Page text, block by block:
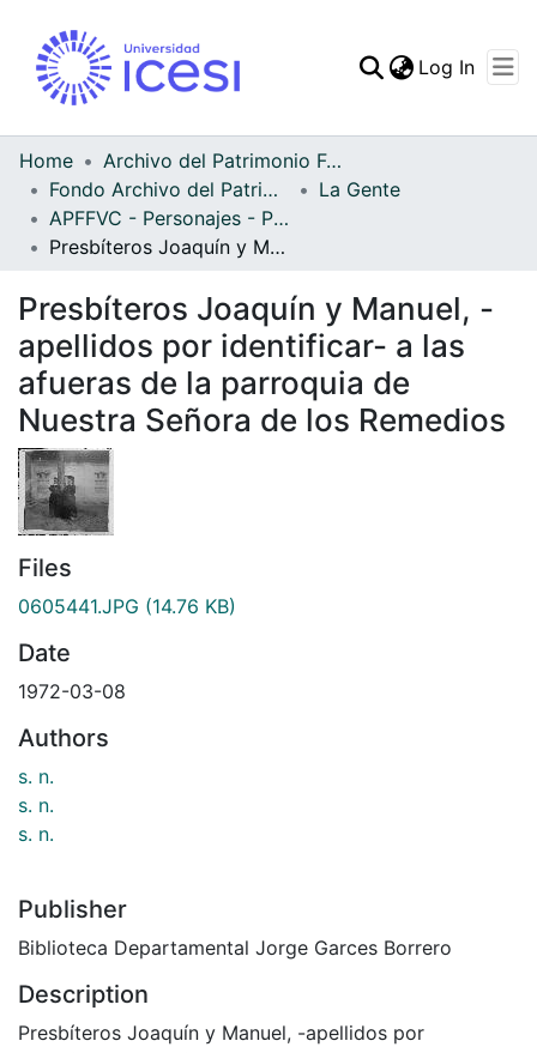
Statistics
Log In
Home
Archivo del Patrimonio Fotográfico y Fílmico del Valle del Cauca
Fondo Archivo del Patrimonio Fotográfico y Fílmico del Valle del Cauca
La Gente
APFFVC - Personajes - Patrimonial
Presbíteros Joaquín y Manuel, -apellidos por identificar- a las afueras de la parroquia de Nuestra Señora de los Remedios
Presbíteros Joaquín y Manuel, -
apellidos por identificar- a las
afueras de la parroquia de
Nuestra Señora de los Remedios
Files
0605441.JPG (14.76 KB)
Date
1972-03-08
Authors
s. n.
s. n.
s. n.
Publisher
Biblioteca Departamental Jorge Garces Borrero
Description
Presbíteros Joaquín y Manuel, -apellidos por